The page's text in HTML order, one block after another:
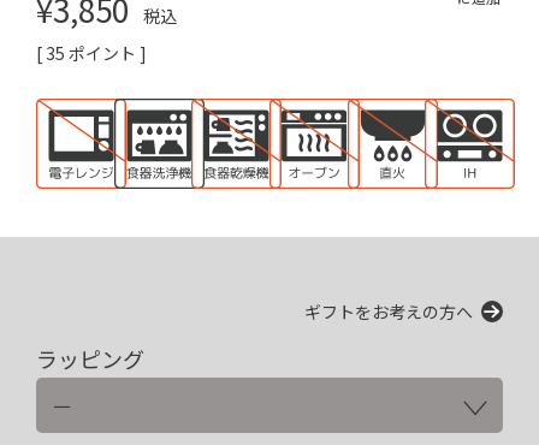
¥3,850
税込
[ 35 ポイント ]
ギフトをお考えの方へ
ラッピング